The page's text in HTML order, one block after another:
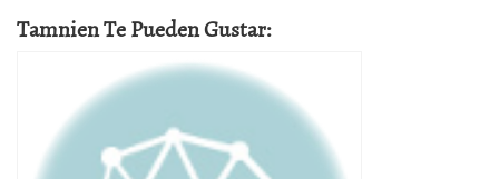
Tamnien Te Pueden Gustar: